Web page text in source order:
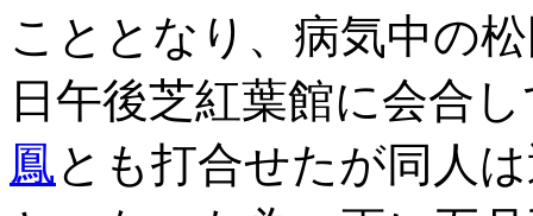
こととなり、病気中の
日午後芝紅葉館に会合
鳳とも打合せたが同人